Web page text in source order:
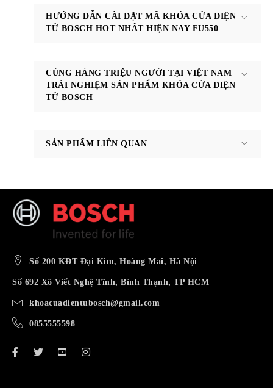
HƯỚNG DẪN CÀI ĐẶT MÃ KHÓA CỬA ĐIỆN
TỬ BOSCH HOT NHẤT HIỆN NAY FU550
CÙNG HÀNG TRIỆU NGƯỜI TẠI VIỆT NAM
TRẢI NGHIỆM SẢN PHẨM KHÓA CỬA ĐIỆN
TỬ BOSCH
SẢN PHẨM LIÊN QUAN
Số 200 KĐT Đại Kim, Hoàng Mai, Hà Nội
Số 692 Xô Viết Nghệ Tĩnh, Bình Thạnh, TP HCM
khoacuadientubosch@gmail.com
0855555598